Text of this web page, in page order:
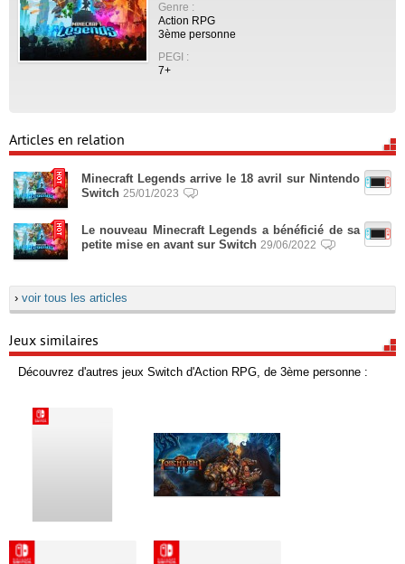
Genre :
Action RPG
3ème personne
PEGI :
7+
Articles en relation
Minecraft Legends arrive le 18 avril sur Nintendo
Switch 25/01/2023
Le nouveau Minecraft Legends a bénéficié de sa
petite mise en avant sur Switch 29/06/2022
› voir tous les articles
Jeux similaires
Découvrez d'autres jeux Switch d'Action RPG, de 3ème personne :